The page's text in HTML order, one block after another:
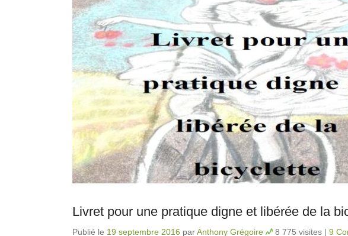
Livret pour une pratique digne et libérée de la
Publié le 19 septembre 2016 parAnthony Grégoire 8 775 visites | 9